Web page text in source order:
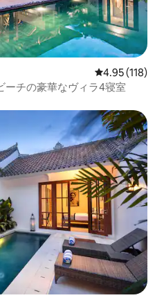
レビュー118
4.95 (118)
ーチの豪華なヴィラ4寝室